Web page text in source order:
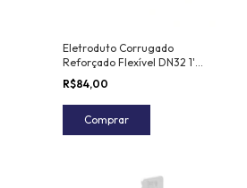
Eletroduto Corrugado
Reforçado Flexível DN32 1'
Tramontina 25 m
R$84,00
Comprar